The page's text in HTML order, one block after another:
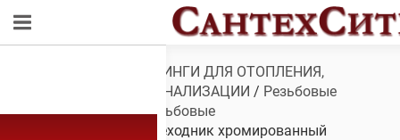
ТРУБЫ И ФИТИНГИ ДЛЯ ОТОПЛЕНИЯ,
ВОДОСНАБЖЕНИЯ, КАНАЛИЗАЦИИ / Резьбовые
фитинги/Фитинги резьбовые
/ Переходник хромированный